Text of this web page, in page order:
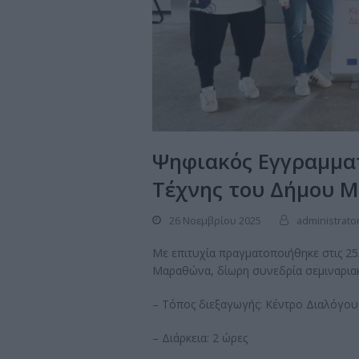
Ψηφιακός
Τέχνης του Δήμου
26 Νοεμβρίου 2025
Με επιτυχία πραγματοποιήθηκε στις
Μαραθώνα, δίωρη συνεδρία
– Τόπος διεξαγωγής: Κέντρο
– Διάρκεια: 2 ώρες